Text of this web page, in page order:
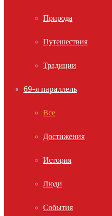
Природа
Путешествия
Традиции
69-я параллель
Все
Достижения
История
Люди
События